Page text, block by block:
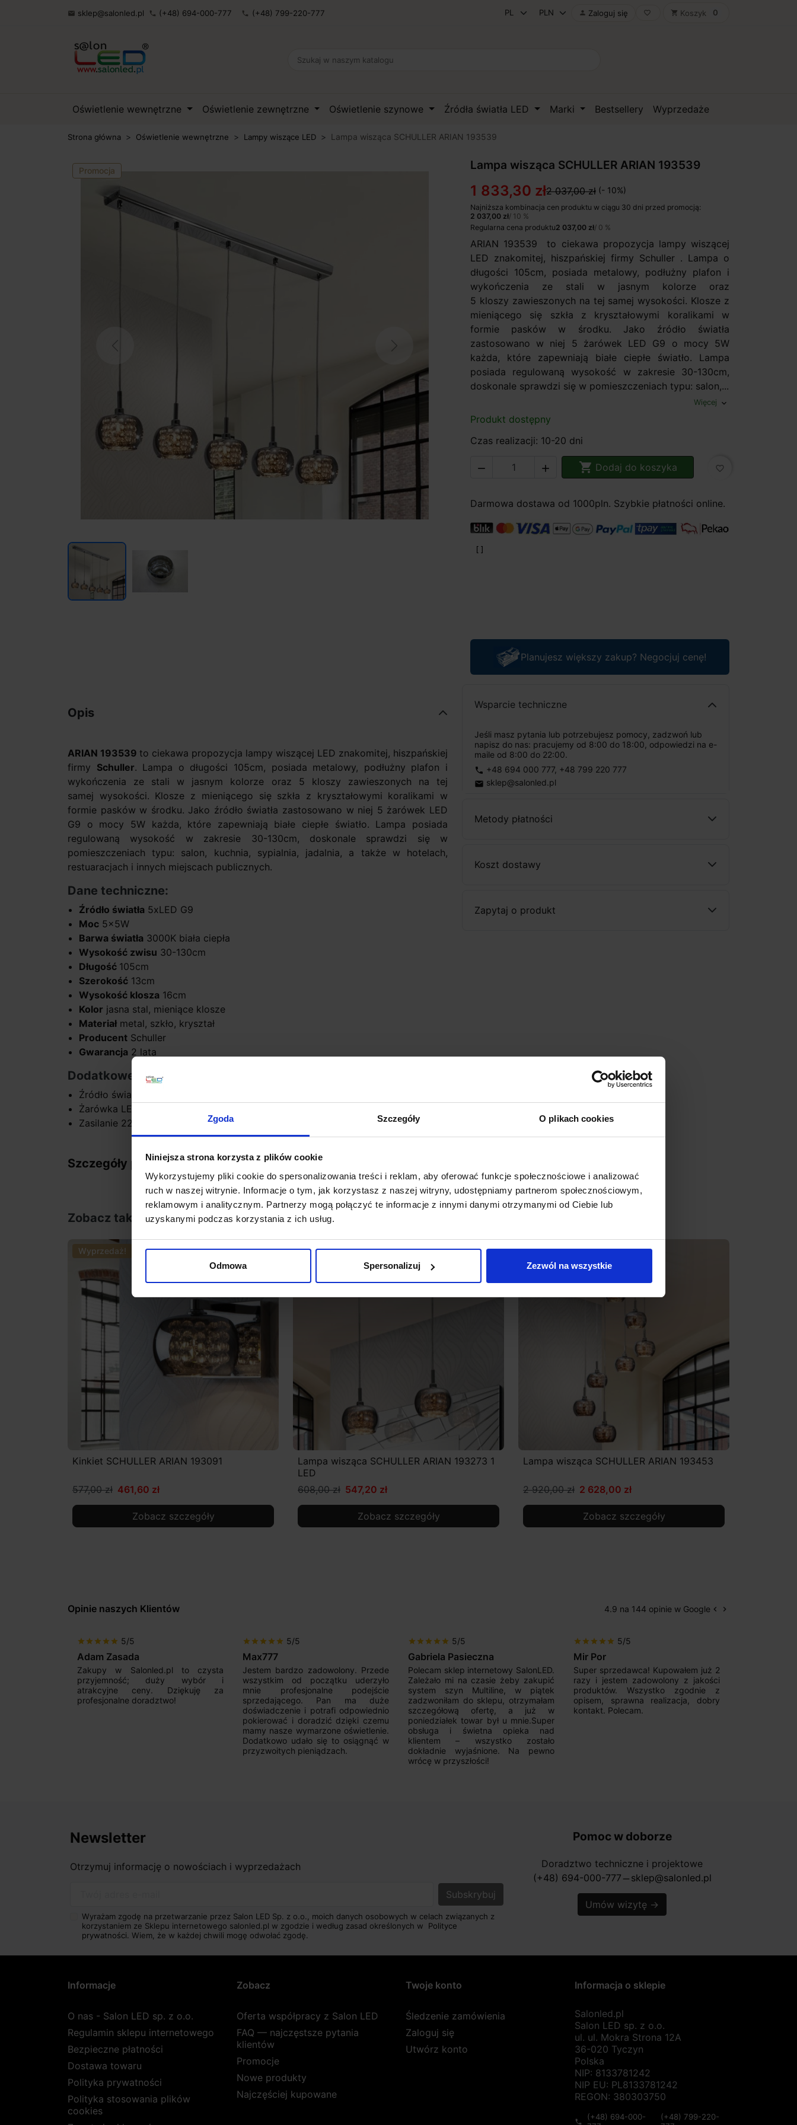
Zgoda Szczegóły O plikach cookies
Niniejsza strona korzysta z plików cookie
Wykorzystujemy pliki cookie do spersonalizowania treści i reklam, aby oferować funkcje społecznościowe i analizować
ruch w naszej witrynie. Informacje o tym, jak korzystasz z naszej witryny, udostępniamy partnerom społecznościowym,
reklamowym i analitycznym. Partnerzy mogą połączyć te informacje z innymi danymi otrzymanymi od Ciebie lub
uzyskanymi podczas korzystania z ich usług.
Odmowa Spersonalizuj Zezwól na wszystkie
 sklep@salonled.pl phone (+48) 694-000-777 phone (+48) 799-220-777  Zaloguj się favorite_border shopping_cart Koszyk 0
Oświetlenie wewnętrzne Oświetlenie zewnętrzne Oświetlenie szynowe Źródła światła LED Marki Bestsellery Wyprzedaże
Strona główna Oświetlenie wewnętrzne Lampy wiszące LED Lampa wisząca SCHULLER ARIAN 193539
Promocja
Next
Lampa wisząca SCHULLER ARIAN 193539
1 833,30 zł2 037,00 zł (- 10%)
Najniższa kombinacja cen produktu w ciągu 30 dni przed promocją:
2 037,00 zł/ 10 %
Regularna cena produktu2 037,00 zł/ 0 %
ARIAN 193539 to ciekawa propozycja lampy wiszącej
LED znakomitej, hiszpańskiej firmy Schuller . Lampa o
długości 105cm, posiada metalowy, podłużny plafon i
wykończenia ze stali w jasnym kolorze oraz
5 kloszy zawieszonych na tej samej wysokości. Klosze z
mieniącego się szkła z kryształowymi koralikami w
formie pasków w środku. Jako źródło światła
zastosowano w niej 5 żarówek LED G9 o mocy 5W
każda, które zapewniają białe ciepłe światło. Lampa
posiada regulowaną wysokość w zakresie 30-130cm,
doskonale sprawdzi się w pomieszczeniach typu: salon,...
Więcej expand_more
Produkt dostępny
Czas realizacji: 10-20 dni
   Dodaj do koszyka favorite_border
Darmowa dostawa od 1000pln. Szybkie płatności online.
Planujesz większy zakup? Negocjuj cenę!
Wsparcie techniczne
Jeśli masz pytania lub potrzebujesz pomocy, zadzwoń lub
napisz do nas: pracujemy od 8:00 do 18:00, odpowiedzi na e-
maile od 8:00 do 22:00.
phone +48 694 000 777, +48 799 220 777
email sklep@salonled.pl
Metody płatności
Koszt dostawy
Zapytaj o produkt
Opis
ARIAN 193539 to ciekawa propozycja lampy wiszącej LED znakomitej, hiszpańskiej
firmy Schuller. Lampa o długości 105cm, posiada metalowy, podłużny plafon i
wykończenia ze stali w jasnym kolorze oraz 5 kloszy zawieszonych na tej
samej wysokości. Klosze z mieniącego się szkła z kryształowymi koralikami w
formie pasków w środku. Jako źródło światła zastosowano w niej 5 żarówek LED
G9 o mocy 5W każda, które zapewniają białe ciepłe światło. Lampa posiada
regulowaną wysokość w zakresie 30-130cm, doskonale sprawdzi się w
pomieszczeniach typu: salon, kuchnia, sypialnia, jadalnia, a także w hotelach,
restuaracjach i innych miejscach publicznych.
Dane techniczne:
Źródło światła 5xLED G9
Moc 5x5W
Barwa światła 3000K biała ciepła
Wysokość zwisu 30-130cm
Długość 105cm
Szerokość 13cm
Wysokość klosza 16cm
Kolor jasna stal, mieniące klosze
Materiał metal, szkło, kryształ
Producent Schuller
Gwarancja 2 lata
Dodatkowe informacje:
Źródło światła LED w komplecie
Żarówka LED G9 wymienna
Zasilanie 220-240V
Szczegóły produktu
Zobacz także
Wyprzedaż! Promocja
Kinkiet SCHULLER ARIAN 193091
577,00 zł 461,60 zł
Zobacz szczegóły
Promocja
Lampa wisząca SCHULLER ARIAN 193273 1
LED
608,00 zł 547,20 zł
Zobacz szczegóły
Promocja
Lampa wisząca SCHULLER ARIAN 193453
2 920,00 zł 2 628,00 zł
Zobacz szczegóły
Opinie naszych Klientów 4.9 na 144 opinie w Google Poprzedni
keyboard_arrow_left Następny
keyboard_arrow_right
star star star star star 5/5
Adam Zasada
Zakupy w Salonled.pl to czysta
przyjemność; duży wybór i
atrakcyjne ceny. Dziękuję za
profesjonalne doradztwo!
star star star star star 5/5
Max777
Jestem bardzo zadowolony. Przede
wszystkim od początku uderzyło
mnie profesjonalne podejście
sprzedającego. Pan ma duże
doświadczenie i potrafi odpowiednio
pokierować i doradzić dzięki czemu
mamy nasze wymarzone oświetlenie.
Dodatkowo udało się to osiągnąć w
przyzwoitych pieniądzach.
star star star star star 5/5
Gabriela Pasieczna
Polecam sklep internetowy SalonLED.
Zależało mi na czasie żeby zakupić
system szyn Multiline, w piątek
zadzwoniłam do sklepu, otrzymałam
szczegółową ofertę, a już w
poniedziałek towar był u mnie.Super
obsługa i świetna opieka nad
klientem – wszystko zostało
dokładnie wyjaśnione. Na pewno
wrócę w przyszłości!
star star star star star 5/5
Mir Por
Super sprzedawca! Kupowałem już 2
razy i jestem zadowolony z jakości
produktów. Wszystko zgodnie z
opisem, sprawna realizacja, dobry
kontakt. Polecam.
Newsletter
Otrzymuj informację o nowościach i wyprzedażach
Wyrażam zgodę na przetwarzanie przez Salon LED Sp. z o.o., moich danych osobowych w celach związanych z
korzystaniem ze Sklepu internetowego salonled.pl w zgodzie i według zasad określonych w Polityce
prywatności. Wiem, że w każdej chwili mogę odwołać zgodę.
Pomoc w doborze
Doradztwo techniczne i projektowe
(+48) 694-000-777 horizontal_rule sklep@salonled.pl
Umów wizytę →
Informacje
O nas - Salon LED sp. z o.o.
Regulamin sklepu internetowego
Bezpieczne płatności
Dostawa towaru
Polityka prywatności
Polityka stosowania plików
cookies
Zobacz
Oferta współpracy z Salon LED
FAQ — najczęstsze pytania
klientów
Promocje
Nowe produkty
Najczęściej kupowane
Twoje konto
Śledzenie zamówienia
Zaloguj się
Utwórz konto
Informacja o sklepie
Salonled.pl
Salon LED sp. z o.o.
ul. ul. Mokra Strona 12A
36-020 Tyczyn
Polska
NIP: 8133781242
NIP EU: PL8133781242
REGON: 380303750
phone
(+48) 694-000-
(+48) 799-220-